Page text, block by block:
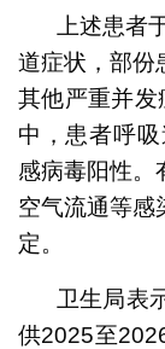
上述患者
道症状，部份
其他严重并
中，患者呼
感病毒阳性。
空气流通等感
定。
卫生局表
供2025至